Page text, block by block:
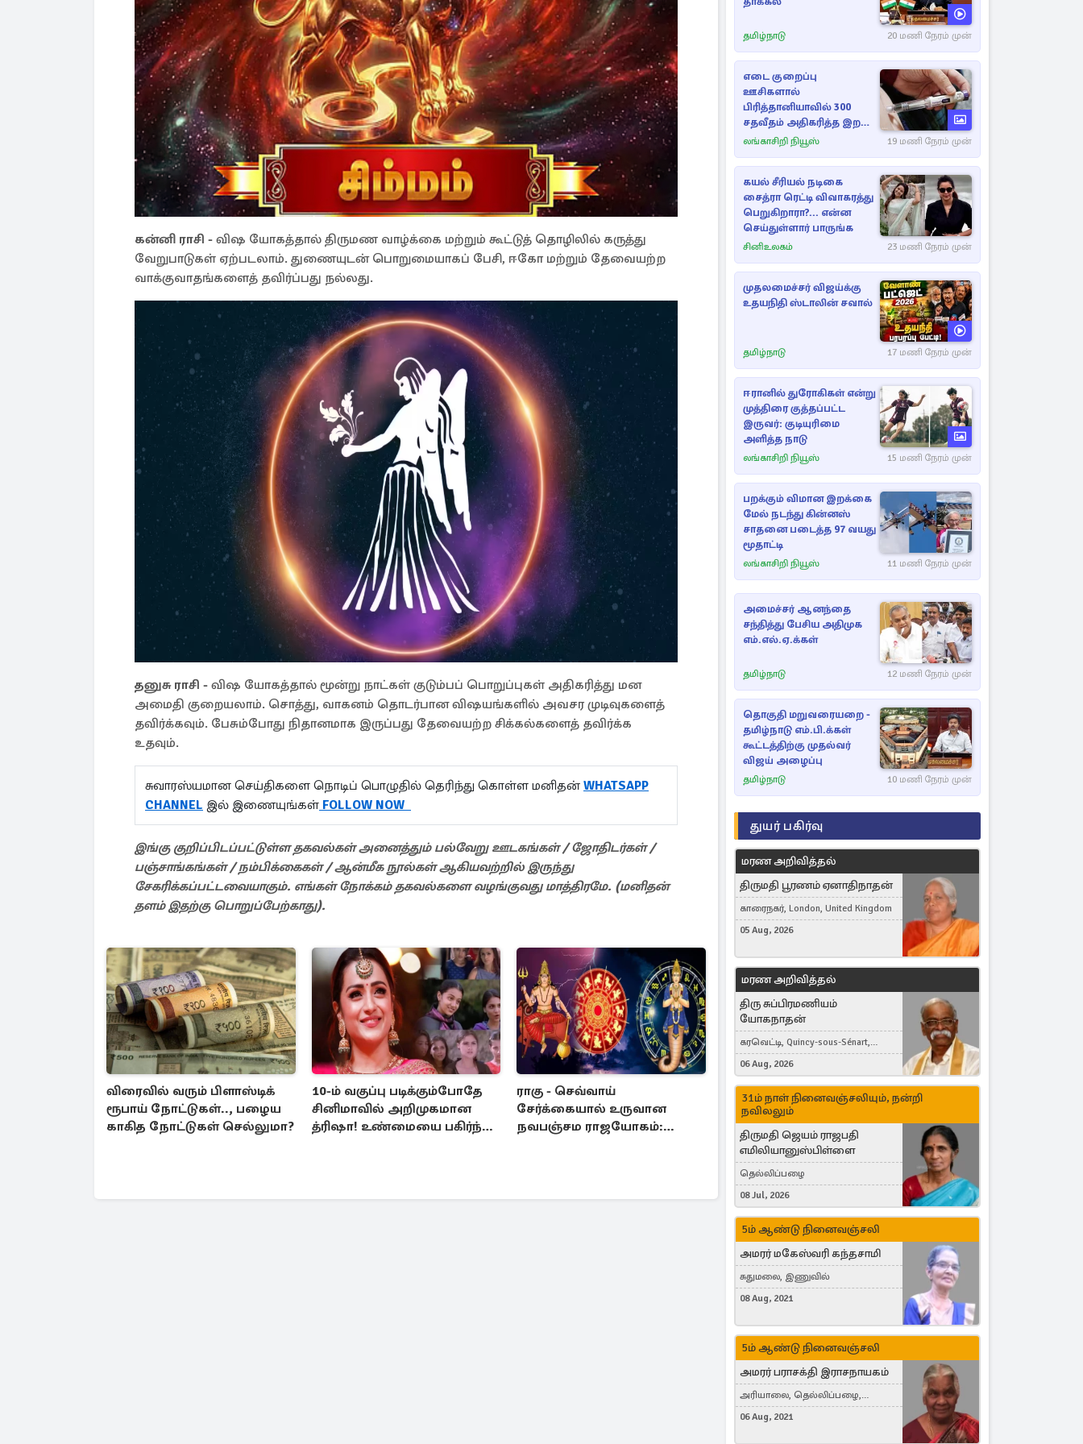
கன்னி ராசி - விஷ யோகத்தால் திருமண வாழ்க்கை மற்றும் கூட்டுத் தொழிலில் கருத்து
வேறுபாடுகள் ஏற்படலாம். துணையுடன் பொறுமையாகப் பேசி, ஈகோ மற்றும் தேவையற்ற
வாக்குவாதங்களைத் தவிர்ப்பது நல்லது.
தனுசு ராசி - விஷ யோகத்தால் மூன்று நாட்கள் குடும்பப் பொறுப்புகள் அதிகரித்து மன
அமைதி குறையலாம். சொத்து, வாகனம் தொடர்பான விஷயங்களில் அவசர முடிவுகளைத்
தவிர்க்கவும். பேசும்போது நிதானமாக இருப்பது தேவையற்ற சிக்கல்களைத் தவிர்க்க
உதவும்.
சுவாரஸ்யமான செய்திகளை நொடிப் பொழுதில் தெரிந்து கொள்ள மனிதன் WHATSAPP
CHANNEL இல் இணையுங்கள் FOLLOW NOW
இங்கு குறிப்பிடப்பட்டுள்ள தகவல்கள் அனைத்தும் பல்வேறு ஊடகங்கள் / ஜோதிடர்கள் /
பஞ்சாங்கங்கள் / நம்பிக்கைகள் / ஆன்மீக நூல்கள் ஆகியவற்றில் இருந்து
சேகரிக்கப்பட்டவையாகும். எங்கள் நோக்கம் தகவல்களை வழங்குவது மாத்திரமே. (மனிதன்
தளம் இதற்கு பொறுப்பேற்காது).
விரைவில் வரும் பிளாஸ்டிக்
ரூபாய் நோட்டுகள்.., பழைய
காகித நோட்டுகள் செல்லுமா?
10-ம் வகுப்பு படிக்கும்போதே
சினிமாவில் அறிமுகமான
த்ரிஷா! உண்மையை பகிர்ந்த
ராகு - செவ்வாய்
சேர்க்கையால் உருவான
நவபஞ்சம ராஜயோகம்:
தமிழ்நாடு 20 மணி நேரம் முன்
எடை குறைப்பு
ஊசிகளால்
பிரித்தானியாவில் 300
சதவீதம் அதிகரித்த இறப்பு
எண்ணிக்கை
லங்காசிறி நியூஸ் 19 மணி நேரம் முன்
கயல் சீரியல் நடிகை
சைத்ரா ரெட்டி விவாகரத்து
பெறுகிறாரா?... என்ன
செய்துள்ளார் பாருங்க
சினிஉலகம் 23 மணி நேரம் முன்
முதலமைச்சர் விஜய்க்கு
உதயநிதி ஸ்டாலின் சவால்
தமிழ்நாடு 17 மணி நேரம் முன்
ஈரானில் துரோகிகள் என்று
முத்திரை குத்தப்பட்ட
இருவர்: குடியுரிமை
அளித்த நாடு
லங்காசிறி நியூஸ் 15 மணி நேரம் முன்
பறக்கும் விமான இறக்கை
மேல் நடந்து கின்னஸ்
சாதனை படைத்த 97 வயது
மூதாட்டி
லங்காசிறி நியூஸ் 11 மணி நேரம் முன்
அமைச்சர் ஆனந்தை
சந்தித்து பேசிய அதிமுக
எம்.எல்.ஏ.க்கள்
தமிழ்நாடு 12 மணி நேரம் முன்
தொகுதி மறுவரையறை -
தமிழ்நாடு எம்.பி.க்கள்
கூட்டத்திற்கு முதல்வர்
விஜய் அழைப்பு
தமிழ்நாடு 10 மணி நேரம் முன்
துயர் பகிர்வு
மரண அறிவித்தல்
திருமதி பூரணம் ஏனாதிநாதன்
காரைநகர், London, United Kingdom
05 Aug, 2026
மரண அறிவித்தல்
திரு சுப்பிரமணியம்
யோகநாதன்
கரவெட்டி, Quincy-sous-Sénart,
France
06 Aug, 2026
31ம் நாள் நினைவஞ்சலியும், நன்றி
நவிலலும்
திருமதி ஜெயம் ராஜபதி
எமிலியானுஸ்பிள்ளை
தெல்லிப்பழை
08 Jul, 2026
5ம் ஆண்டு நினைவஞ்சலி
அமரர் மகேஸ்வரி கந்தசாமி
சுதுமலை, இணுவில்
08 Aug, 2021
5ம் ஆண்டு நினைவஞ்சலி
அமரர் பராசக்தி இராசநாயகம்
அரியாலை, தெல்லிப்பழை,
Montreal, Canada
06 Aug, 2021